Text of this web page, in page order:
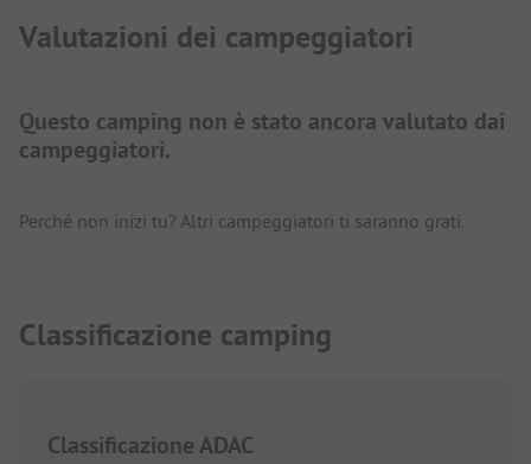
Valutazioni dei campeggiatori
Questo camping non è stato ancora valutato dai
campeggiatori.
Perché non inizi tu? Altri campeggiatori ti saranno grati.
Classificazione camping
Classificazione ADAC